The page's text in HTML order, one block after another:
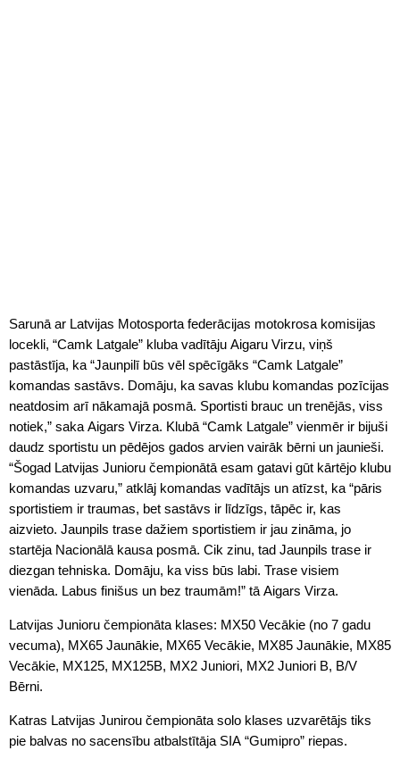
Sarunā ar Latvijas Motosporta federācijas motokrosa komisijas
locekli, “Camk Latgale” kluba vadītāju Aigaru Virzu, viņš
pastāstīja, ka “Jaunpilī būs vēl spēcīgāks “Camk Latgale”
komandas sastāvs. Domāju, ka savas klubu komandas pozīcijas
neatdosim arī nākamajā posmā. Sportisti brauc un trenējās, viss
notiek,” saka Aigars Virza. Klubā “Camk Latgale” vienmēr ir bijuši
daudz sportistu un pēdējos gados arvien vairāk bērni un jaunieši.
“Šogad Latvijas Junioru čempionātā esam gatavi gūt kārtējo klubu
komandas uzvaru,” atklāj komandas vadītājs un atīzst, ka “pāris
sportistiem ir traumas, bet sastāvs ir līdzīgs, tāpēc ir, kas
aizvieto. Jaunpils trase dažiem sportistiem ir jau zināma, jo
startēja Nacionālā kausa posmā. Cik zinu, tad Jaunpils trase ir
diezgan tehniska. Domāju, ka viss būs labi. Trase visiem
vienāda. Labus finišus un bez traumām!” tā Aigars Virza.
Latvijas Junioru čempionāta klases: MX50 Vecākie (no 7 gadu
vecuma), MX65 Jaunākie, MX65 Vecākie, MX85 Jaunākie, MX85
Vecākie, MX125, MX125B, MX2 Juniori, MX2 Juniori B, B/V
Bērni.
Katras Latvijas Junirou čempionāta solo klases uzvarētājs tiks
pie balvas no sacensību atbalstītāja SIA “Gumipro” riepas.